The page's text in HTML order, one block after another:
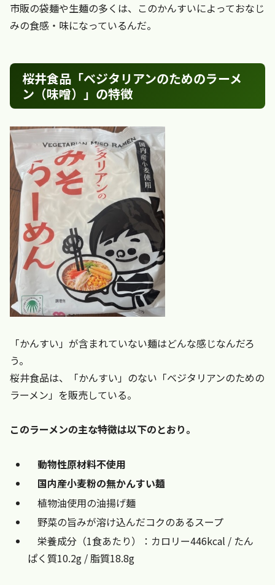
市販の袋麺や生麺の多くは、このかんすいによっておなじ
みの食感・味になっているんだ。
桜井食品「ベジタリアンのためのラーメ
ン（味噌）」の特徴
「かんすい」が含まれていない麺はどんな感じなんだろ
う。
桜井食品は、「かんすい」のない「ベジタリアンのための
ラーメン」を販売している。
このラーメンの主な特徴は以下のとおり。
動物性原材料不使用
国内産小麦粉の無かんすい麺
植物油使用の油揚げ麺
野菜の旨みが溶け込んだコクのあるスープ
栄養成分（1食あたり）：カロリー446kcal / たん
ぱく質10.2g / 脂質18.8g